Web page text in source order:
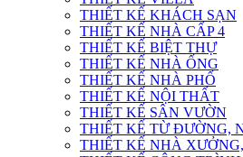
THIẾT KẾ KHÁCH SẠN
THIẾT KẾ NHÀ CẤP 4
THIẾT KẾ BIỆT THỰ
THIẾT KẾ NHÀ ỐNG
THIẾT KẾ NHÀ PHỐ
THIẾT KẾ NỘI THẤT
THIẾT KẾ SÂN VƯỜN
THIẾT KẾ TỪ ĐƯỜNG,
THIẾT KẾ NHÀ